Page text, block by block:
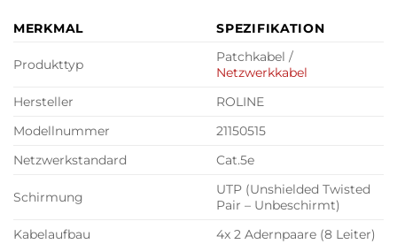
MERKMAL SPEZIFIKATION
Produkttyp
Patchkabel /
Netzwerkkabel
Hersteller
ROLINE
Modellnummer
21150515
Netzwerkstandard
Cat.5e
Schirmung
UTP (Unshielded Twisted
Pair – Unbeschirmt)
Kabelaufbau
4x 2 Adernpaare (8 Leiter)